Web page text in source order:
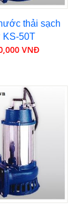
thải sạch
KS-50T
VNĐ